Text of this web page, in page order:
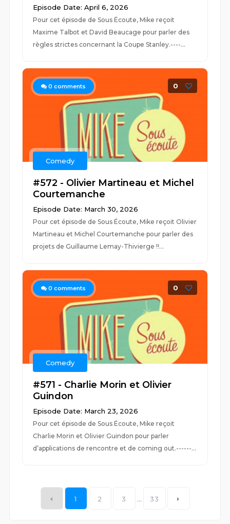
Episode Date: April 6, 2026
Pour cet épisode de Sous Écoute, Mike reçoit
Maxime Talbot et David Beaucage pour parler des
règles strictes concernant la Coupe Stanley.----...
0 comments 0
Comedy
#572 - Olivier Martineau et Michel
Courtemanche
Episode Date: March 30, 2026
Pour cet épisode de Sous Écoute, Mike reçoit Olivier
Martineau et Michel Courtemanche pour parler des
projets de Guillaume Lemay-Thivierge !!...
0 comments 0
Comedy
#571 - Charlie Morin et Olivier
Guindon
Episode Date: March 23, 2026
Pour cet épisode de Sous Écoute, Mike reçoit
Charlie Morin et Olivier Guindon pour parler
d’applications de rencontre et de coming out.------...
1 2 3 33